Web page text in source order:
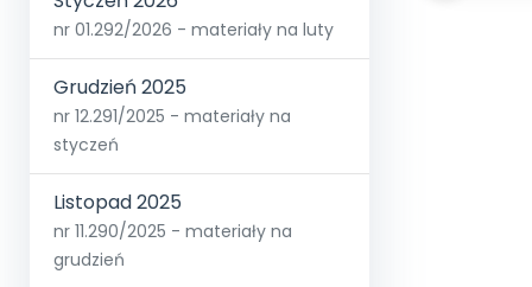
nr 01.292/2026 - materiały na luty
Grudzień 2025
nr 12.291/2025 - materiały na
styczeń
Listopad 2025
nr 11.290/2025 - materiały na
grudzień